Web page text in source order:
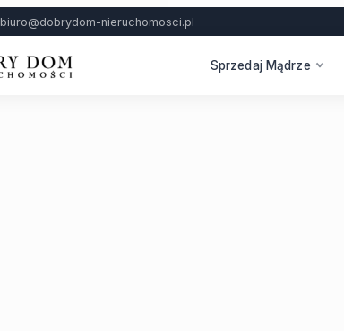
biuro@dobrydom-nieruchomosci.pl
Sprzedaj Mądrze